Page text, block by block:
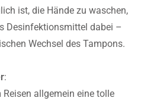
ist, die Hände zu waschen,
Desinfektionsmittel dabei –
Wechsel des Tampons.
:
allgemein eine tolle